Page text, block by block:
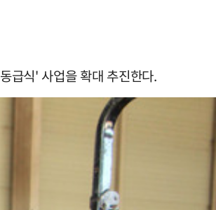
급식' 사업을 확대 추진한다.